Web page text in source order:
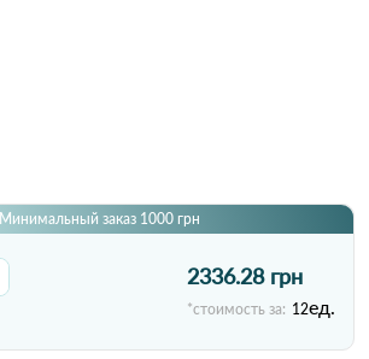
Минимальный заказ 1000 грн
2336.28 грн
*стоимость за: 12ед.